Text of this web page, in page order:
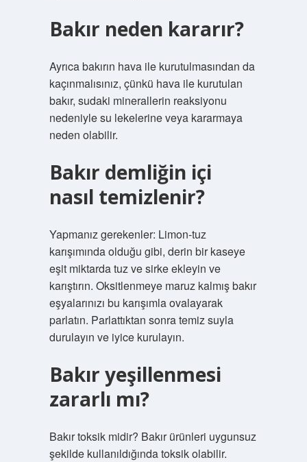
Bakır neden kararır?
Ayrıca bakırın hava ile kurutulmasından da
kaçınmalısınız, çünkü hava ile kurutulan
bakır, sudaki minerallerin reaksiyonu
nedeniyle su lekelerine veya kararmaya
neden olabilir.
Bakır demliğin içi
nasıl temizlenir?
Yapmanız gerekenler: Limon-tuz
karışımında olduğu gibi, derin bir kaseye
eşit miktarda tuz ve sirke ekleyin ve
karıştırın. Oksitlenmeye maruz kalmış bakır
eşyalarınızı bu karışımla ovalayarak
parlatın. Parlattıktan sonra temiz suyla
durulayın ve iyice kurulayın.
Bakır yeşillenmesi
zararlı mı?
Bakır toksik midir? Bakır ürünleri uygunsuz
şekilde kullanıldığında toksik olabilir.